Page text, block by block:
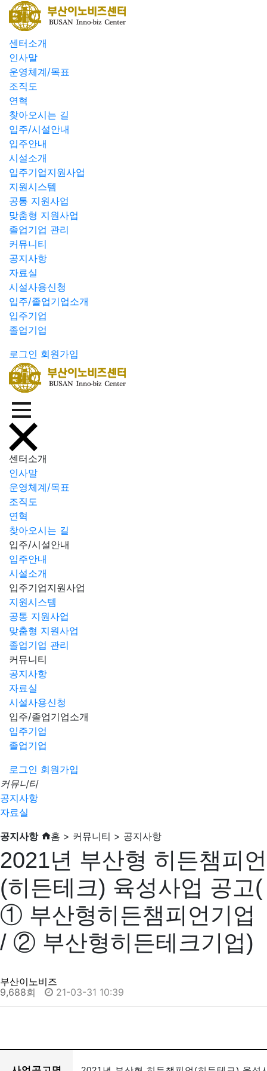
센터소개
인사말
운영체계/목표
조직도
연혁
찾아오시는 길
입주/시설안내
입주안내
시설소개
입주기업지원사업
지원시스템
공통 지원사업
맞춤형 지원사업
졸업기업 관리
커뮤니티
공지사항
자료실
시설사용신청
입주/졸업기업소개
입주기업
졸업기업
로그인 회원가입
센터소개
인사말
운영체계/목표
조직도
연혁
찾아오시는 길
입주/시설안내
입주안내
시설소개
입주기업지원사업
지원시스템
공통 지원사업
맞춤형 지원사업
졸업기업 관리
커뮤니티
공지사항
자료실
시설사용신청
입주/졸업기업소개
입주기업
졸업기업
로그인 회원가입
커뮤니티
공지사항
자료실
공지사항
홈 > 커뮤니티 > 공지사항
2021년 부산형 히든챔피언
(히든테크) 육성사업 공고(
① 부산형히든챔피언기업
/ ② 부산형히든테크기업)
부산이노비즈
9,688회
21-03-31 10:39